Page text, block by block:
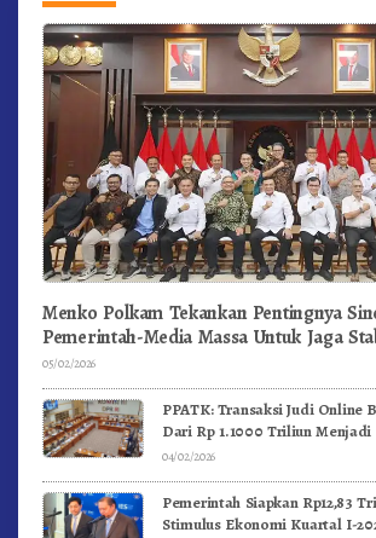
Menko Polkam Tekankan Pentingnya
Pemerintah-Media Massa Untuk Jaga
05/02/2026
PPATK: Transaksi Judi Online
Dari Rp 1.1000 Triliun Menjadi
04/02/2026
Pemerintah Siapkan Rp12,83
Stimulus Ekonomi Kuartal I-